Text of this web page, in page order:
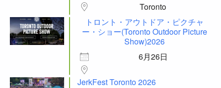
Toronto
トロント・アウトドア・ピクチャ
ー・ショー(Toronto Outdoor Picture
Show)2026
6月26日
JerkFest Toronto 2026